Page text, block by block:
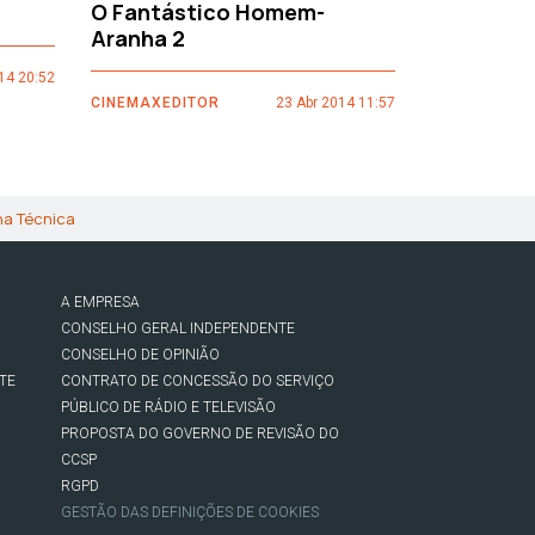
20:52
O Fantástico Homem-
Aranha 2
CINEMAXEDITOR 23 Abr 2014 11:57
Técnica
A EMPRESA
CONSELHO GERAL INDEPENDENTE
CONSELHO DE OPINIÃO
CONTRATO DE CONCESSÃO DO SERVIÇO
PÚBLICO DE RÁDIO E TELEVISÃO
PROPOSTA DO GOVERNO DE REVISÃO DO
CCSP
RGPD
GESTÃO DAS DEFINIÇÕES DE COOKIES